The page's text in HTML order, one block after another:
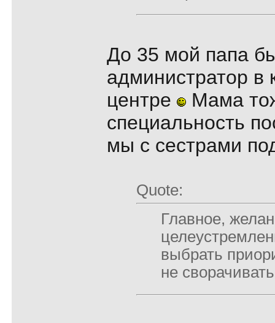
До 35 мой папа
администратор в
центре
Мама
специальность
мы с сестрами
Quote:
Главное,
выбрать
не